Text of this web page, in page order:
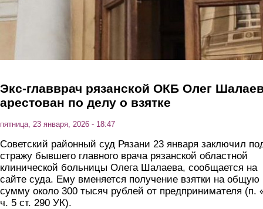
Экс-главврач рязанской ОКБ Олег
арестован по делу о взятке
пятница, 23 января, 2026 - 18:47
Советский районный суд Рязани 23 января заключил
стражу бывшего главного врача рязанской областной
клинической больницы Олега Шалаева, сообщается на
сайте суда. Ему вменяется получение взятки на общую
сумму около 300 тысяч рублей от предпринимателя (п.
ч. 5 ст. 290 УК).